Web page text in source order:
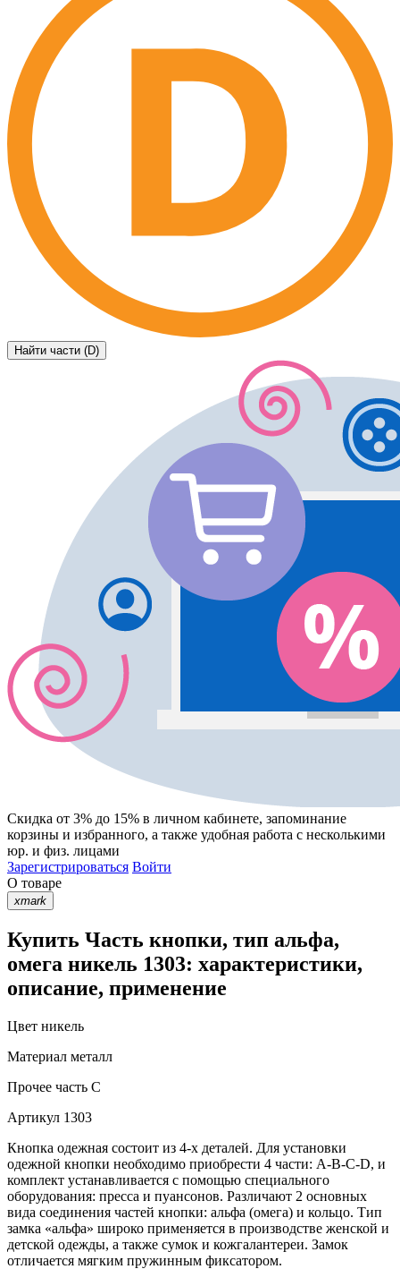
Найти части (D)
Скидка от 3% до 15% в личном кабинете, запоминание
корзины и избранного, а также удобная работа с несколькими
юр. и физ. лицами
Зарегистрироваться Войти
О товаре
xmark
Купить Часть кнопки, тип альфа,
омега никель 1303: характеристики,
описание, применение
Цвет никель
Материал металл
Прочее часть С
Артикул 1303
Кнопка одежная состоит из 4-х деталей. Для установки
одежной кнопки необходимо приобрести 4 части: A-B-C-D, и
комплект устанавливается с помощью специального
оборудования: пресса и пуансонов. Различают 2 основных
вида соединения частей кнопки: альфа (омега) и кольцо. Тип
замка «альфа» широко применяется в производстве женской и
детской одежды, а также сумок и кожгалантереи. Замок
отличается мягким пружинным фиксатором.